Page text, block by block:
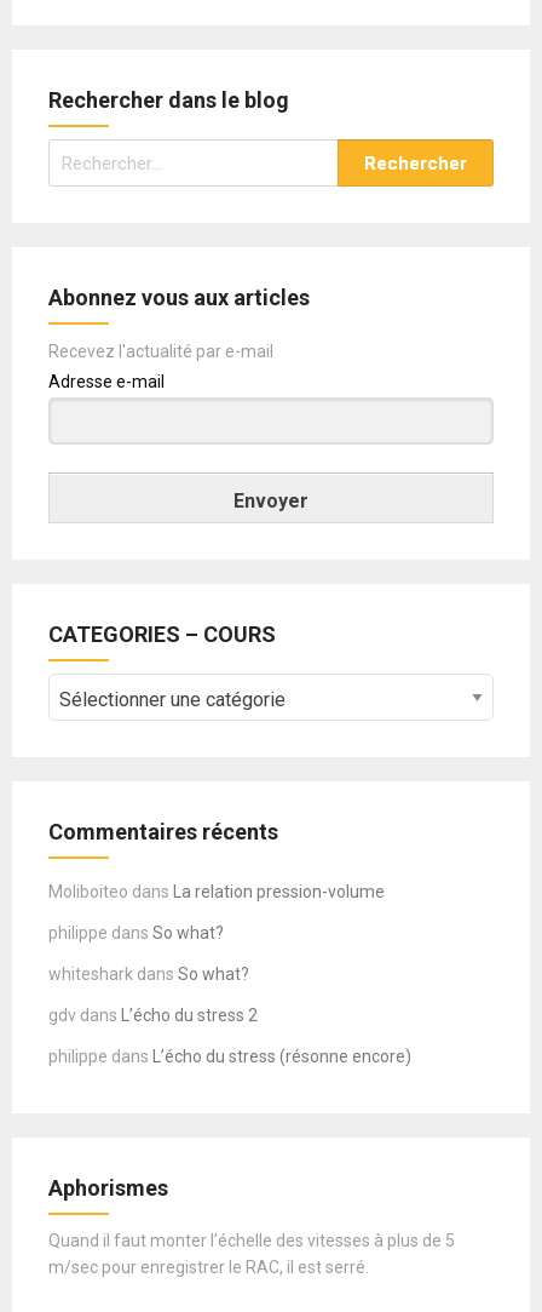
Rechercher dans le blog
Rechercher :
Abonnez vous aux articles
Recevez l'actualité par e-mail
Adresse e-mail
Envoyer
CATEGORIES – COURS
CATEGORIES
–
Commentaires récents
Moliboiteo dans La relation pression-volume
philippe dans So what?
whiteshark dans So what?
gdv dans L’écho du stress 2
philippe dans L’écho du stress (résonne encore)
Aphorismes
Quand il faut monter l’échelle des vitesses à plus de 5
m/sec pour enregistrer le RAC, il est serré.